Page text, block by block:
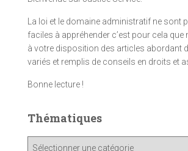
La loi et le domaine administratif ne sont
faciles à appréhender c’est pour cela
à votre disposition des articles abordant
variés et remplis de conseils en droits et
Bonne lecture !
Thématiques